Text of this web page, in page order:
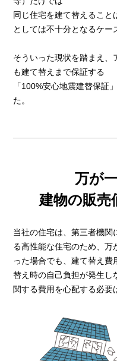
同じ住宅を建て替えること
としては不十分となるケー
そういった現状を踏まえ、
も建て替えまで保証する
「100%安心地震建替保証
た。
万が
建物の販売
当社の住宅は、第三者機関
る高性能な住宅のため、万
った場合でも、建て替え費
替え時の自己負担が発生し
関する費用を心配する必要